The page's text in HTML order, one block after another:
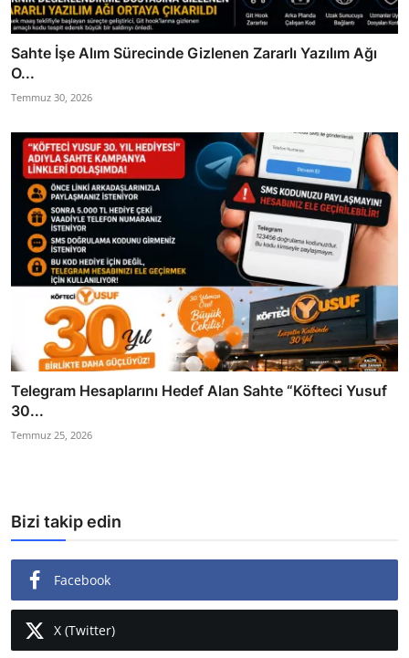
Sahte İşe Alım Sürecinde Gizlenen Zararlı Yazılım Ağı
O...
Temmuz 30, 2026
Telegram Hesaplarını Hedef Alan Sahte “Köfteci Yusuf
30...
Temmuz 25, 2026
Bizi takip edin
Facebook
X (Twitter)